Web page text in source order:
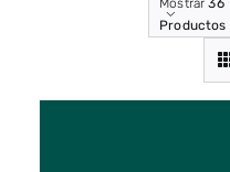
Mostrar36
Productos